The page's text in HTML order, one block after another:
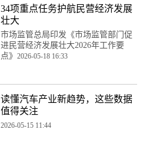
34项重点任务护航民营经济发展
壮大
市场监管总局印发《市场监管部门促
进民营经济发展壮大2026年工作要
点》 2026-05-18 16:33
读懂汽车产业新趋势，这些数据
值得关注
2026-05-15 11:44